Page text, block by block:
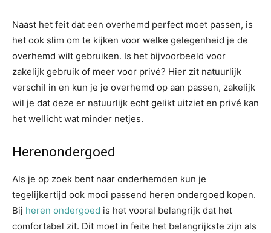
Naast het feit dat een overhemd perfect moet passen, is
het ook slim om te kijken voor welke gelegenheid je de
overhemd wilt gebruiken. Is het bijvoorbeeld voor
zakelijk gebruik of meer voor privé? Hier zit natuurlijk
verschil in en kun je je overhemd op aan passen, zakelijk
wil je dat deze er natuurlijk echt gelikt uitziet en privé kan
het wellicht wat minder netjes.
Herenondergoed
Als je op zoek bent naar onderhemden kun je
tegelijkertijd ook mooi passend heren ondergoed kopen.
Bij heren ondergoed is het vooral belangrijk dat het
comfortabel zit. Dit moet in feite het belangrijkste zijn als